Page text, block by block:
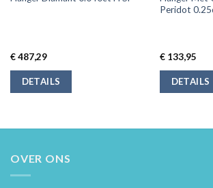
€487,29
DETAILS
Peridot
€133,95
DETAILS
OVER ONS